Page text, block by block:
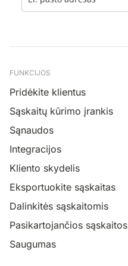
FUNKCIJOS
Pridėkite klientus
Sąskaitų kūrimo įrankis
Sąnaudos
Integracijos
Kliento skydelis
Eksportuokite sąskaitas
Dalinkitės sąskaitomis
Pasikartojančios sąskaitos
Saugumas